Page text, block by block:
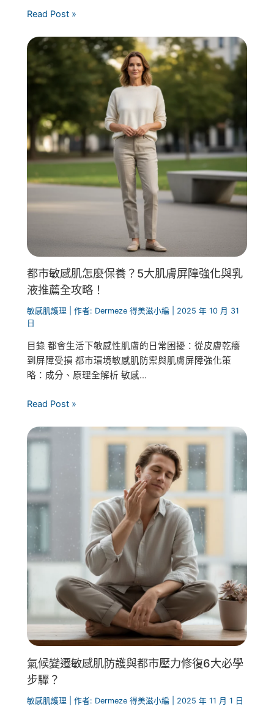
Read Post »
都市敏感肌怎麼保養？5大肌膚屏障強化與乳
液推薦全攻略！
敏感肌護理 | 作者: Dermeze 得美滋小編
2025 年 10 月 31
日
目錄 都會生活下敏感性肌膚的日常困擾：從皮膚乾癢
到屏障受損 都市環境敏感肌防禦與肌膚屏障強化策
略：成分、原理全解析 敏感...
Read Post »
氣候變遷敏感肌防護與都市壓力修復6大必學
步驟？
敏感肌護理 | 作者: Dermeze 得美滋小編 2025 年 11 月 1 日